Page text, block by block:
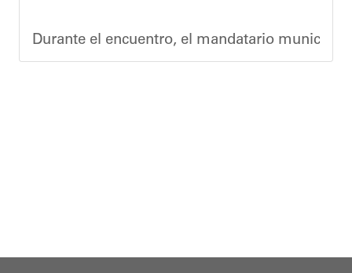
Durante el encuentro, el mandatario